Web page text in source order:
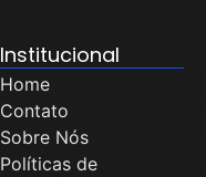
Institucional
Home
Contato
Sobre Nós
Políticas de